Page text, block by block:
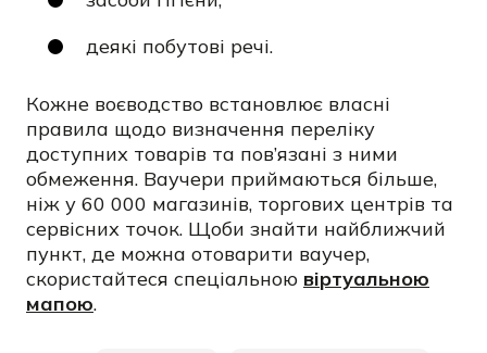
деякі побутові речі.
Кожне воєводство встановлює власні
правила щодо визначення переліку
доступних товарів та пов’язані з ними
обмеження. Ваучери приймаються більше,
ніж у 60 000 магазинів, торгових центрів та
сервісних точок. Щоби знайти найближчий
пункт, де можна отоварити ваучер,
скористайтеся спеціальною віртуальною
мапою.